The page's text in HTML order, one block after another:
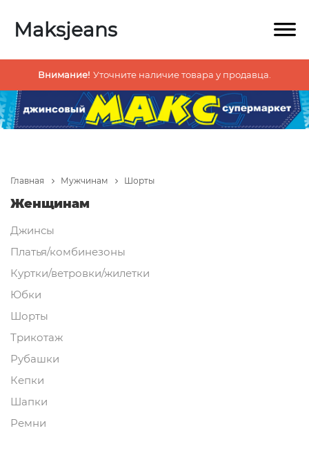
Maksjeans
Внимание! Уточните наличие товара у продавца.
Главная Мужчинам Шорты
Женщинам
Джинсы
Платья/комбинезоны
Куртки/ветровки/жилетки
Юбки
Шорты
Трикотаж
Рубашки
Кепки
Шапки
Ремни